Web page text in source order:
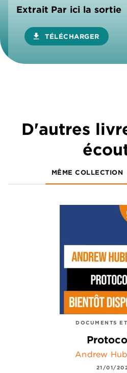
Extrait Par ici la sortie
download TÉLÉCHARGER
D'autres
MÊME COLLECTION
DOCUMENTS
Andrew
21/01/